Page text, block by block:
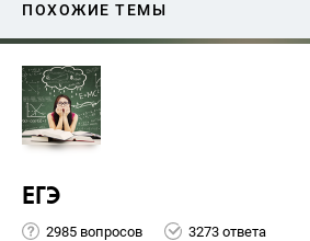
ПОХОЖИЕ ТЕМЫ
ЕГЭ
2985 вопросов 3273 ответа